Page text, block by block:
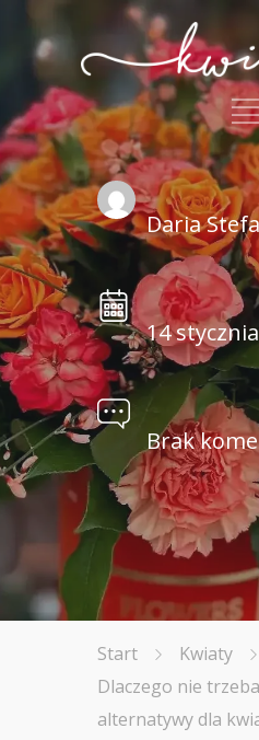
Daria
14
Brak
Start
Kwiaty
Dlaczego nie
alternatywy dla